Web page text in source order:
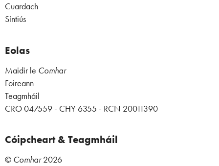
Cuardach
Síntiús
Eolas
Maidir le Comhar
Foireann
Teagmháil
CRO 047559 - CHY 6355 - RCN 20011390
Cóipcheart & Teagmháil
© Comhar2026